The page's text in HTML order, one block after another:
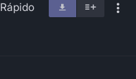
Rápido